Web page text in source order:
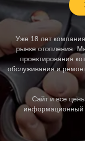
Уже 18 лет
рынке отопления.
проектирования
обслуживания и
Сайт и все
информационный